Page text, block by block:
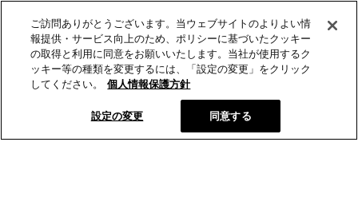
ご訪問ありがとうございます。当ウェブサイトのよりよい情
報提供・サービス向上のため、ポリシーに基づいたクッキー
の取得と利用に同意をお願いいたします。当社が使用するク
ッキー等の種類を変更するには、「設定の変更」をクリック
してください。
個人情報保護方針
設定の変更 同意する